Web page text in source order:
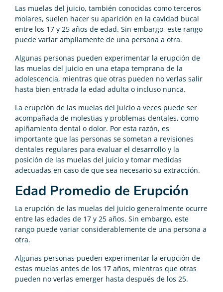
Las muelas del juicio, también conocidas como terceros
molares, suelen hacer su aparición en la cavidad bucal
entre los 17 y 25 años de edad. Sin embargo, este rango
puede variar ampliamente de una persona a otra.
Algunas personas pueden experimentar la erupción de
las muelas del juicio en una etapa temprana de la
adolescencia, mientras que otras pueden no verlas salir
hasta bien entrada la edad adulta o incluso nunca.
La erupción de las muelas del juicio a veces puede ser
acompañada de molestias y problemas dentales, como
apiñamiento dental o dolor. Por esta razón, es
importante que las personas se sometan a revisiones
dentales regulares para evaluar el desarrollo y la
posición de las muelas del juicio y tomar medidas
adecuadas en caso de que sea necesario su extracción.
Edad Promedio de Erupción
La erupción de las muelas del juicio generalmente ocurre
entre las edades de 17 y 25 años. Sin embargo, este
rango puede variar considerablemente de una persona a
otra.
Algunas personas pueden experimentar la erupción de
estas muelas antes de los 17 años, mientras que otras
pueden no verlas emerger hasta después de los 25.